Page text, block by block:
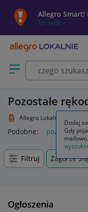
Allegro Smart!
Sprawdź »
Otwórz menu z
Pozostałe
Allegro Lokalnie
Podobne: pozostałe
Filtruj Zagórze
Ogłoszenia
Dodaj
Gdy